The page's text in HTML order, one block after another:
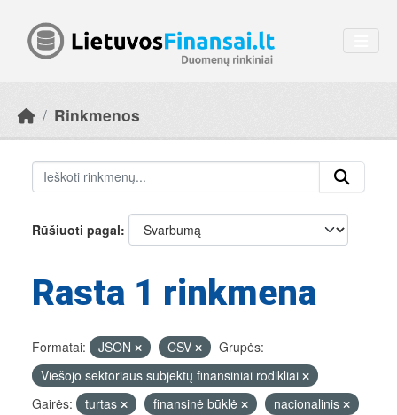
Rinkmenos
Rūšiuoti pagal
Rasta 1 rinkmena
Formatai: JSON CSV
Grupės:
Viešojo sektoriaus subjektų finansiniai rodikliai
Gairės:
turtas finansinė būklė
nacionalinis